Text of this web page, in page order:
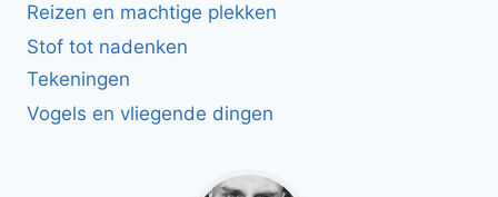
Reizen en machtige plekken
Stof tot nadenken
Tekeningen
Vogels en vliegende dingen